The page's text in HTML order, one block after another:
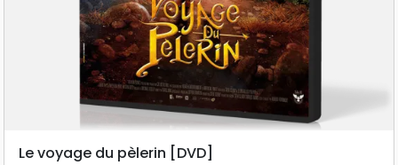
Le voyage du pèlerin [DVD]